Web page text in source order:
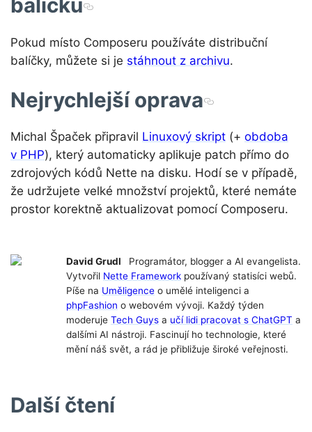
Pokud místo Composeru používáte distribuční
balíčky, můžete si je stáhnout z archivu.
Nejrychlejší oprava
Michal Špaček připravil Linuxový skript (+ obdoba
v PHP), který automaticky aplikuje patch přímo do
zdrojových kódů Nette na disku. Hodí se v případě,
že udržujete velké množství projektů, které nemáte
prostor korektně aktualizovat pomocí Composeru.
David Grudl
Programátor, blogger a AI evangelista.
Vytvořil Nette Framework používaný statisíci webů.
Píše na Uměligence o umělé inteligenci a
phpFashion o webovém vývoji. Každý týden
moderuje Tech Guys a učí lidi pracovat s ChatGPT a
dalšími AI nástroji. Fascinují ho technologie, které
mění náš svět, a rád je přibližuje široké veřejnosti.
Další čtení